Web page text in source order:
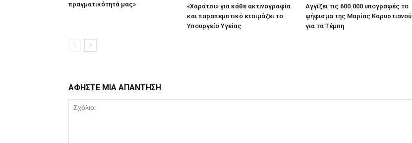
πραγματικότητά μας»
«Χαράτσι» για κάθε ακτινογραφία
και παραπεμπτικό ετοιμάζει το
Υπουργείο Υγείας
Αγγίζει τις 600.000 υπογραφές το
ψήφισμα της Μαρίας Καρυστιανού
για τα Τέμπη
ΑΦΗΣΤΕ ΜΙΑ ΑΠΑΝΤΗΣΗ